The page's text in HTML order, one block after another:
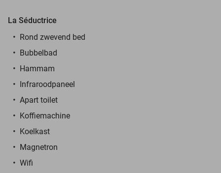
La Séductrice
Rond zwevend bed
Bubbelbad
Hammam
Infraroodpaneel
Apart toilet
Koffiemachine
Koelkast
Magnetron
Wifi